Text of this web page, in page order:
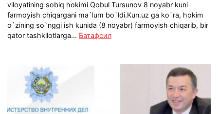
viloyatining sobiq hokimi Qobul Tursunov 8 noyabr kuni
farmoyish chiqargani ma`lum bo`ldi.Kun.uz ga ko`ra, hokim
o`zining so`nggi ish kunida (8 noyabr) farmoyish chiqarib, bir
qator tashkilotlarga... Батафсил